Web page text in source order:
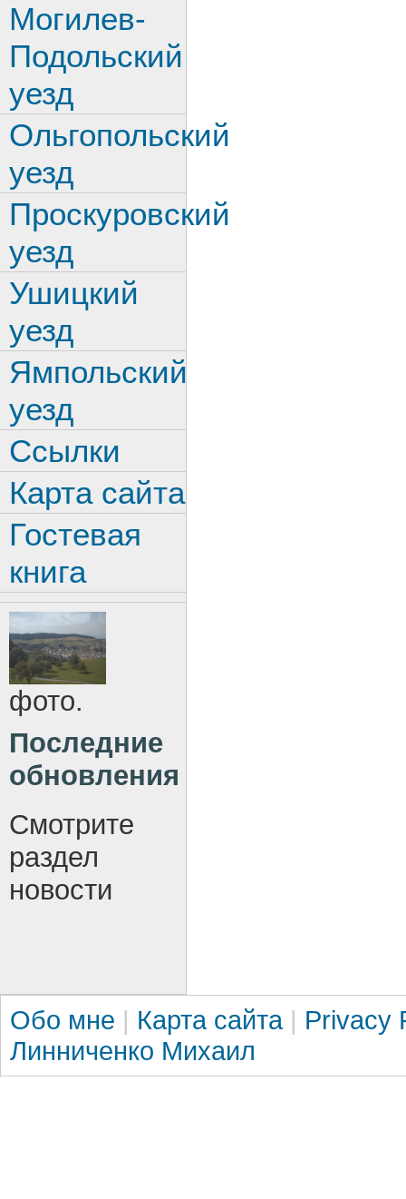
Могилев-
Подольский
уезд
Ольгопольский
уезд
Проскуровский
уезд
Ушицкий
уезд
Ямпольский
уезд
Ссылки
Карта сайта
Гостевая
книга
фото.
Последние
обновления
Смотрите
раздел
новости
Обо мне | Карта сайта | Privacy
Линниченко Михаил